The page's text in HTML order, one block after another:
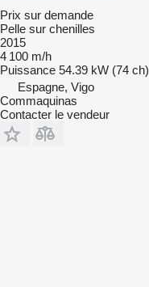
Prix sur demande
Pelle sur chenilles
2015
4 100 m/h
Puissance 54.39 kW (74 ch)
Espagne, Vigo
Commaquinas
Contacter le vendeur